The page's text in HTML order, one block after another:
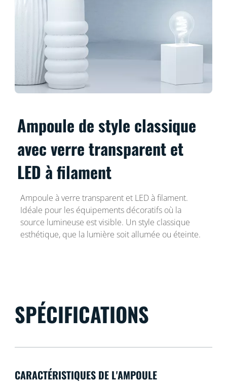
Ampoule de style classique
avec verre transparent et
LED à filament
Ampoule à verre transparent et LED à filament.
Idéale pour les équipements décoratifs où la
source lumineuse est visible. Un style classique
esthétique, que la lumière soit allumée ou éteinte.
SPÉCIFICATIONS
CARACTÉRISTIQUES DE L'AMPOULE